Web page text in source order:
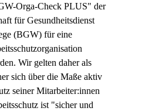
Orga-Check PLUS" der
für Gesundheitsdienst
(BGW) für eine
Wir gelten daher als
sich über die Maße aktiv
seiner Mitarbeiter:innen
ist "sicher und